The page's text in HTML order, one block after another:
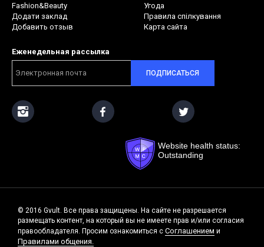
Fashion&Beauty
Додати заклад
Добавить отзыв
Угода
Правила спілкування
Карта сайта
Еженедельная рассылка
ПОДПИСАТЬСЯ
Website health status:
Outstanding
© 2016 Gvult. Все права защищены. На сайте не разрешается
размещать контент, на который вы не имеете прав и/или согласия
правообладателя. Просим ознакомиться с Соглашением и
Правилами общения.